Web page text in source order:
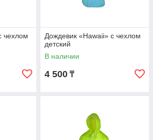
чехлом
Дождевик «Hawaii» c чехлом
детский
В наличии
4 500 ₸